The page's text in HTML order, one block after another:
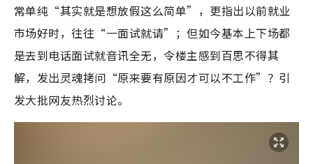
常单纯“其实就是想放假这么简单”，更指出以前就业
市场好时，往往“一面试就请”；但如今基本上下场都
是去到电话面试就音讯全无，令楼主感到百思不得其
解，发出灵魂拷问“原来要有原因才可以不工作”？引
发大批网友热烈讨论。